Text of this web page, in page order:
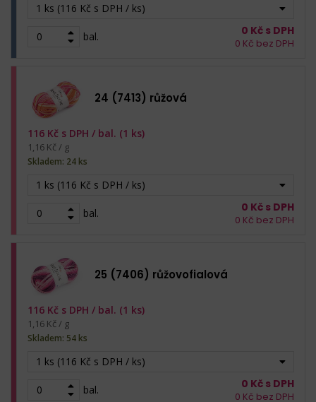
1 ks (116 Kč s DPH / ks)
bal. 0 Kč s DPH
0 Kč bez DPH
24 (7413) růžová
1 ks (116 Kč s DPH / ks)
bal.
116 Kč s DPH / bal. (1 ks)
1,16 Kč / g
Skladem: 24 ks
0 Kč s DPH
0 Kč bez DPH
25 (7406) růžovofialová
1 ks (116 Kč s DPH / ks)
bal.
116 Kč s DPH / bal. (1 ks)
1,16 Kč / g
Skladem: 54 ks
0 Kč s DPH
0 Kč bez DPH